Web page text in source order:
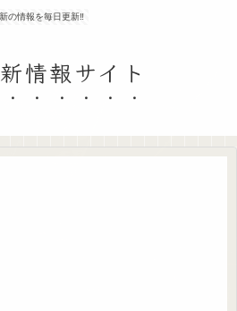
の情報を毎日更新‼
情報サイト